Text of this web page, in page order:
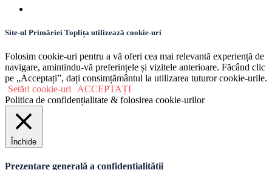
Site-ul Primăriei Toplița utilizează cookie-uri
Folosim cookie-uri pentru a vă oferi cea mai relevantă experiență de
navigare, amintindu-vă preferințele și vizitele anterioare. Făcând clic
pe „Acceptați”, dați consimțământul la utilizarea tuturor cookie-urile.
Setări cookie-uri
ACCEPTAȚI
Politica de confidențialitate & folosirea cookie-urilor
Închide
Prezentare generală a confidențialității